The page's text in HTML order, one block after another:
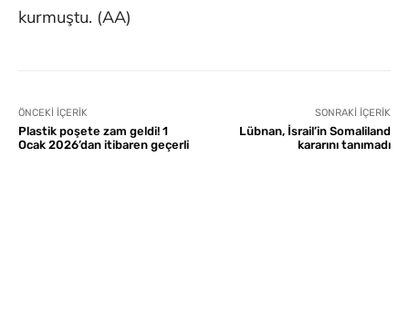
kurmuştu. (AA)
ÖNCEKI İÇERIK
Plastik poşete zam geldi! 1
Ocak 2026’dan itibaren geçerli
SONRAKI İÇERIK
Lübnan, İsrail’in Somaliland
kararını tanımadı